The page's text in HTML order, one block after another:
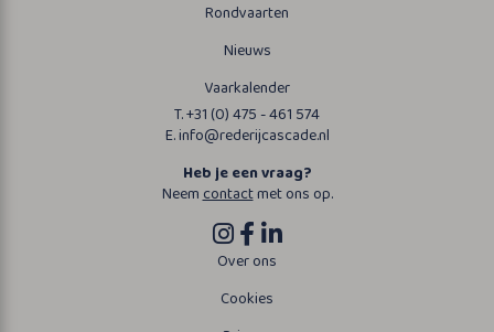
Rondvaarten
Nieuws
Vaarkalender
T. +31 (0) 475 - 461 574
E. info@rederijcascade.nl
Heb je een vraag?
Neemcontactmet ons op.
Over ons
Cookies